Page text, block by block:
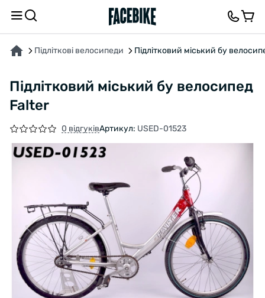
Підліткові велосипеди Підлітковий міський бу
Підлітковий міський бу велосипед
Falter
0 відгуківАртикул: USED-01523
ПРО ТОВАР ХАРАКТЕРИСТИКИОПИС ВІДГУКИ ТА ЗАПИТАННЯ